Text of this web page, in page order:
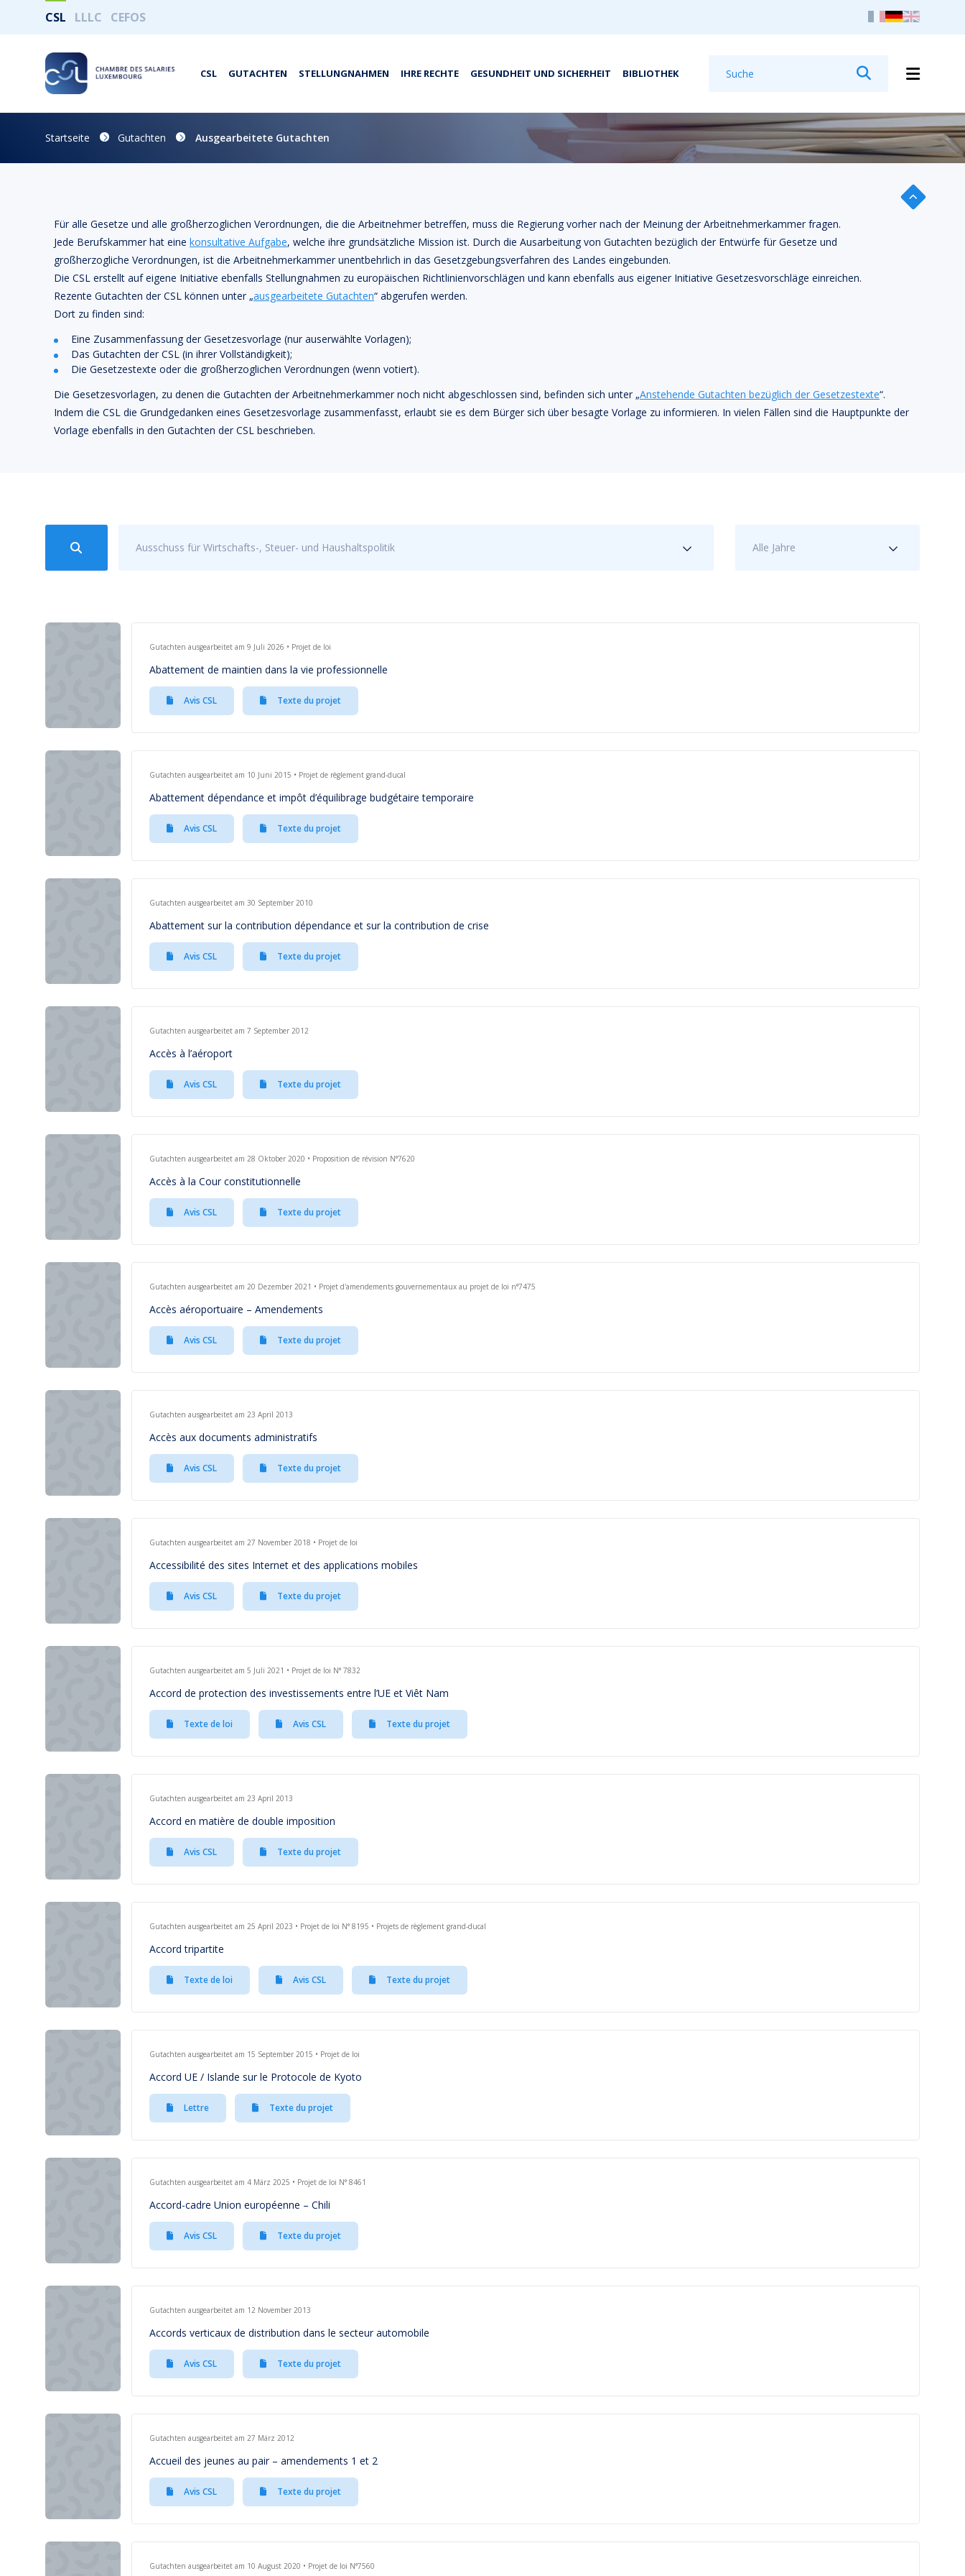
CSL LLLC CEFOS
CSL GUTACHTEN STELLUNGNAHMEN IHRE RECHTE GESUNDHEIT UND SICHERHEIT BIBLIOTHEK
Startseite Gutachten Ausgearbeitete Gutachten
Für alle Gesetze und alle großherzoglichen Verordnungen, die die Arbeitnehmer betreffen, muss die Regierung vorher nach der Meinung der Arbeitnehmerkammer fragen.
Jede Berufskammer hat eine konsultative Aufgabe, welche ihre grundsätzliche Mission ist. Durch die Ausarbeitung von Gutachten bezüglich der Entwürfe für Gesetze und
großherzogliche Verordnungen, ist die Arbeitnehmerkammer unentbehrlich in das Gesetzgebungsverfahren des Landes eingebunden.
Die CSL erstellt auf eigene Initiative ebenfalls Stellungnahmen zu europäischen Richtlinienvorschlägen und kann ebenfalls aus eigener Initiative Gesetzesvorschläge einreichen.
Rezente Gutachten der CSL können unter „ausgearbeitete Gutachten“ abgerufen werden.
Dort zu finden sind:
Eine Zusammenfassung der Gesetzesvorlage (nur auserwählte Vorlagen);
Das Gutachten der CSL (in ihrer Vollständigkeit);
Die Gesetzestexte oder die großherzoglichen Verordnungen (wenn votiert).
Die Gesetzesvorlagen, zu denen die Gutachten der Arbeitnehmerkammer noch nicht abgeschlossen sind, befinden sich unter „Anstehende Gutachten bezüglich der Gesetzestexte“.
Indem die CSL die Grundgedanken eines Gesetzesvorlage zusammenfasst, erlaubt sie es dem Bürger sich über besagte Vorlage zu informieren. In vielen Fällen sind die Hauptpunkte der
Vorlage ebenfalls in den Gutachten der CSL beschrieben.
Ausschuss für Wirtschafts-, Steuer- und Haushaltspolitik Alle Jahre
Gutachten ausgearbeitet am 9 Juli 2026 • Projet de loi
Abattement de maintien dans la vie professionnelle
Avis CSL Texte du projet
Gutachten ausgearbeitet am 10 Juni 2015 • Projet de règlement grand-ducal
Abattement dépendance et impôt d’équilibrage budgétaire temporaire
Avis CSL Texte du projet
Gutachten ausgearbeitet am 30 September 2010
Abattement sur la contribution dépendance et sur la contribution de crise
Avis CSL Texte du projet
Gutachten ausgearbeitet am 7 September 2012
Accès à l’aéroport
Avis CSL Texte du projet
Gutachten ausgearbeitet am 28 Oktober 2020 • Proposition de révision N°7620
Accès à la Cour constitutionnelle
Avis CSL Texte du projet
Gutachten ausgearbeitet am 20 Dezember 2021 • Projet d'amendements gouvernementaux au projet de loi n°7475
Accès aéroportuaire – Amendements
Avis CSL Texte du projet
Gutachten ausgearbeitet am 23 April 2013
Accès aux documents administratifs
Avis CSL Texte du projet
Gutachten ausgearbeitet am 27 November 2018 • Projet de loi
Accessibilité des sites Internet et des applications mobiles
Avis CSL Texte du projet
Gutachten ausgearbeitet am 5 Juli 2021 • Projet de loi N° 7832
Accord de protection des investissements entre l’UE et Viêt Nam
Texte de loi Avis CSL Texte du projet
Gutachten ausgearbeitet am 23 April 2013
Accord en matière de double imposition
Avis CSL Texte du projet
Gutachten ausgearbeitet am 25 April 2023 • Projet de loi N° 8195 • Projets de règlement grand-ducal
Accord tripartite
Texte de loi Avis CSL Texte du projet
Gutachten ausgearbeitet am 15 September 2015 • Projet de loi
Accord UE / Islande sur le Protocole de Kyoto
Lettre Texte du projet
Gutachten ausgearbeitet am 4 März 2025 • Projet de loi N° 8461
Accord-cadre Union européenne – Chili
Avis CSL Texte du projet
Gutachten ausgearbeitet am 12 November 2013
Accords verticaux de distribution dans le secteur automobile
Avis CSL Texte du projet
Gutachten ausgearbeitet am 27 März 2012
Accueil des jeunes au pair – amendements 1 et 2
Avis CSL Texte du projet
Gutachten ausgearbeitet am 10 August 2020 • Projet de loi N°7560